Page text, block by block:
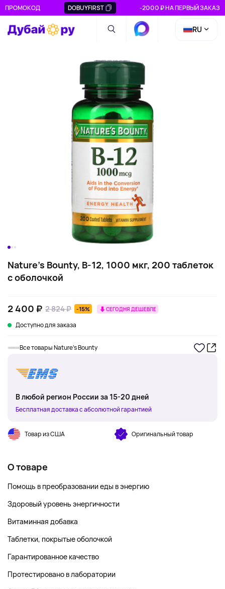
ПРОМОКОД DOBUYFIRST -2000 ₽ НА ПЕРВЫЙ ЗАКАЗ
RU
Nature's Bounty, B-12, 1000 мкг, 200 таблеток
с оболочкой
2 400 ₽ 2 824 ₽ -15% СЕГОДНЯ ДЕШЕВЛЕ
Доступно для заказа
Все товары Nature's Bounty
В любой регион России за 15-20 дней
Бесплатная доставка с абсолютной гарантией
Товар из США Оригинальный товар
О товаре
Помощь в преобразовании еды в энергию
Здоровый уровень энергичности
Витаминная добавка
Таблетки, покрытые оболочкой
Гарантированное качество
Протестировано в лаборатории